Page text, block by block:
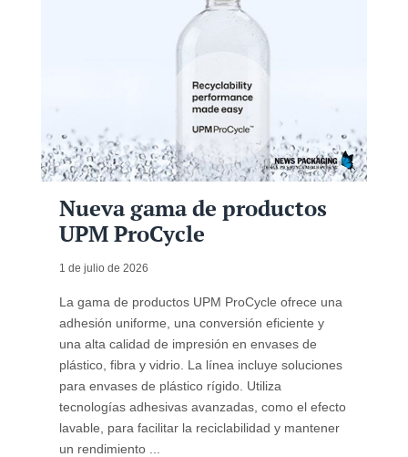
Nueva gama de productos
UPM ProCycle
1 de julio de 2026
La gama de productos UPM ProCycle ofrece una
adhesión uniforme, una conversión eficiente y
una alta calidad de impresión en envases de
plástico, fibra y vidrio. La línea incluye soluciones
para envases de plástico rígido. Utiliza
tecnologías adhesivas avanzadas, como el efecto
lavable, para facilitar la reciclabilidad y mantener
un rendimiento ...